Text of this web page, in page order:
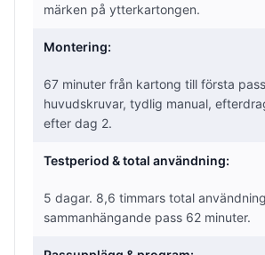
märken på ytterkartongen.
Montering:
67 minuter från kartong till första
huvudskruvar, tydlig manual,
efter dag 2.
Testperiod & total användning:
5 dagar. 8,6 timmars total
sammanhängande pass 62 minuter.